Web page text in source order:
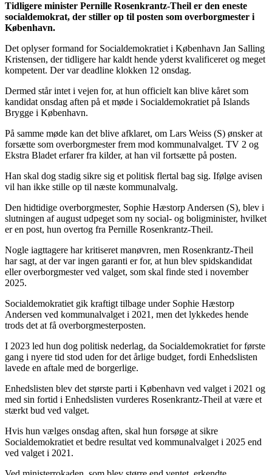
Tidligere minister Pernille Rosenkrantz-Theil er den eneste
socialdemokrat, der stiller op til posten som overborgmester i
København.
Det oplyser formand for Socialdemokratiet i København Jan Salling
Kristensen, der tidligere har kaldt hende yderst kvalificeret og meget
kompetent. Der var deadline klokken 12 onsdag.
Dermed står intet i vejen for, at hun officielt kan blive kåret som
kandidat onsdag aften på et møde i Socialdemokratiet på Islands
Brygge i København.
På samme møde kan det blive afklaret, om Lars Weiss (S) ønsker at
forsætte som overborgmester frem mod kommunalvalget. TV 2 og
Ekstra Bladet erfarer fra kilder, at han vil fortsætte på posten.
Han skal dog stadig sikre sig et politisk flertal bag sig. Ifølge avisen
vil han ikke stille op til næste kommunalvalg.
Den hidtidige overborgmester, Sophie Hæstorp Andersen (S), blev i
slutningen af august udpeget som ny social- og boligminister, hvilket
er en post, hun overtog fra Pernille Rosenkrantz-Theil.
Nogle iagttagere har kritiseret manøvren, men Rosenkrantz-Theil
har sagt, at der var ingen garanti er for, at hun blev spidskandidat
eller overborgmester ved valget, som skal finde sted i november
2025.
Socialdemokratiet gik kraftigt tilbage under Sophie Hæstorp
Andersen ved kommunalvalget i 2021, men det lykkedes hende
trods det at få overborgmesterposten.
I 2023 led hun dog politisk nederlag, da Socialdemokratiet for første
gang i nyere tid stod uden for det årlige budget, fordi Enhedslisten
lavede en aftale med de borgerlige.
Enhedslisten blev det største parti i København ved valget i 2021 og
med sin fortid i Enhedslisten vurderes Rosenkrantz-Theil at være et
stærkt bud ved valget.
Hvis hun vælges onsdag aften, skal hun forsøge at sikre
Socialdemokratiet et bedre resultat ved kommunalvalget i 2025 end
ved valget i 2021.